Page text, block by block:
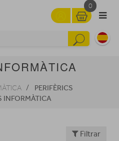
0
PERIFÈRICS
INFORMÀTICA
Filtrar